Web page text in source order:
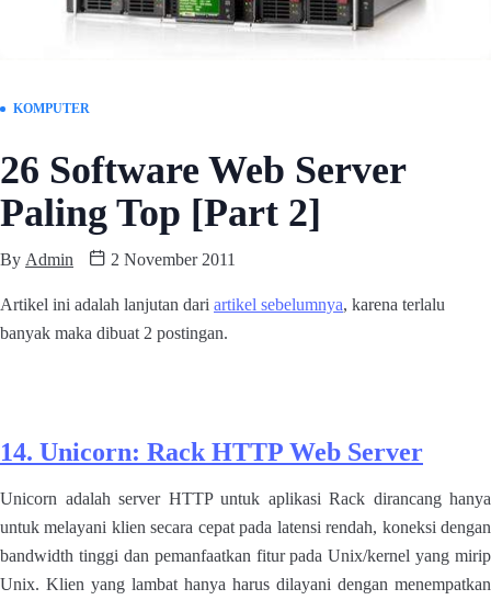
KOMPUTER
26 Software Web Server
Paling Top [Part 2]
By Admin 2 November 2011
Artikel ini adalah lanjutan dari artikel sebelumnya, karena terlalu
banyak maka dibuat 2 postingan.
14. Unicorn: Rack HTTP Web Server
Unicorn adalah server HTTP untuk aplikasi Rack dirancang hanya
untuk melayani klien secara cepat pada latensi rendah, koneksi dengan
bandwidth tinggi dan pemanfaatkan fitur pada Unix/kernel yang mirip
Unix. Klien yang lambat hanya harus dilayani dengan menempatkan